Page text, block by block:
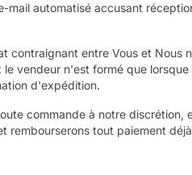
mail automatisé accusant
contraignant entre Vous et
vendeur n'est formé que
d'expédition.
commande à notre
rembourserons tout paiement